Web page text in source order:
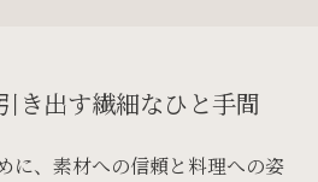
き出す繊細なひと手間
に、素材への信頼と料理への姿